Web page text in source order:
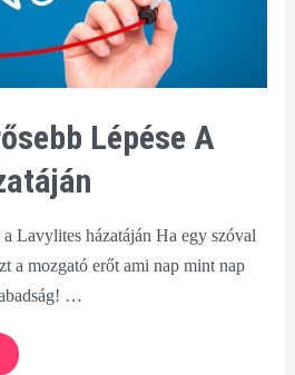
Lépése A
Lavylites házatáján Ha egy szóval
a mozgató erőt ami nap mint nap
…